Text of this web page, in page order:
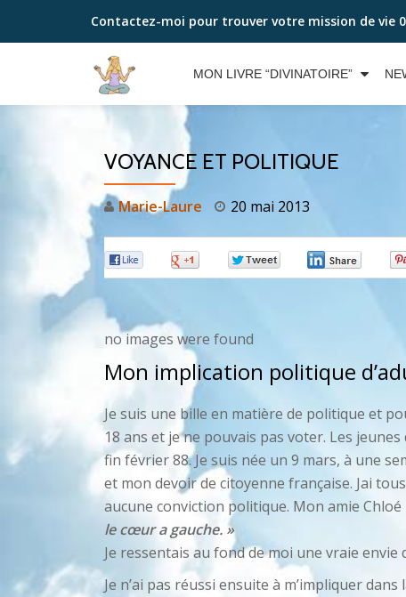
Aller
Contactez-moi pour trouver votre mission de vie
MON LIVRE “DIVINATOIRE”
VOYANCE ET POLITIQUE
Marie-Laure 20 mai 2013
no images were found
Mon implication politique
Je suis une bille en matière de politique et
18 ans et je ne pouvais pas voter. Les
fin février 88. Je suis née un 9 mars, à une
et mon devoir de citoyenne française. Jai
aucune conviction politique. Mon amie Chloé
le cœur a gauche. »
Je ressentais au fond de moi une vraie envie
Je n’ai pas réussi ensuite à m’impliquer